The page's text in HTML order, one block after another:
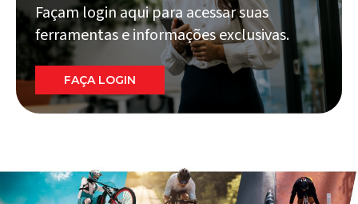
Façam login aqui para acessar suas
ferramentas e informações exclusivas.
FAÇA LOGIN